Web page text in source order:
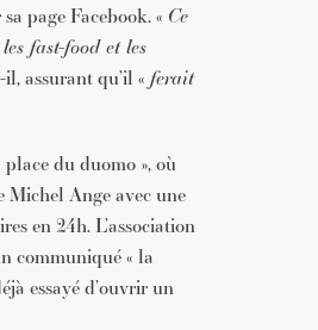
page Facebook. « Ce
fast-food et les
il, assurant qu’il « ferait
du duomo », où
Michel Ange avec une
en 24h. L’association
communiqué « la
essayé d’ouvrir un